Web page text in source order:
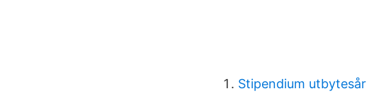
Stipendium utbytesår